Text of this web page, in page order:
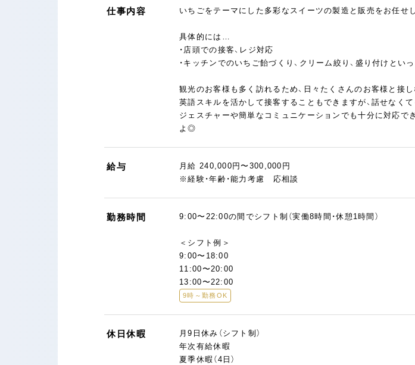
仕事内容 いちごをテーマにした多彩なスイーツの製造と販売をお任せし
具体的には…
・店頭での接客、レジ対応
・キッチンでのいちご飴づくり、クリーム絞り、盛り付けとい
観光のお客様も多く訪れるため、日々たくさんのお客様と接
英語スキルを活かして接客することもできますが、話せなくて
ジェスチャーや簡単なコミュニケーションでも十分に対応で
よ◎
給与
月給 240,000円〜300,000円
※経験・年齢・能力考慮 応相談
勤務時間 9:00〜22:00の間でシフト制（実働8時間・休憩1時間）
＜シフト例＞
9:00〜18:00
11:00〜20:00
13:00〜22:00
9時～勤務OK
休日休暇
月9日休み（シフト制）
年次有給休暇
夏季休暇（4日）